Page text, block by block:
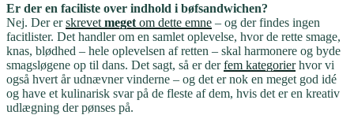
Er der en faciliste over indhold i bøfsandwichen?
Nej. Der erskrevet meget om dette emne – og der findes ingen
facitlister. Det handler om en samlet oplevelse, hvor de rette smage,
knas, blødhed – hele oplevelsen af retten – skal harmonere og byde
smagsløgene op til dans. Det sagt, så er derfem kategorierhvor vi
også hvert år udnævner vinderne – og det er nok en meget god idé
og have et kulinarisk svar på de fleste af dem, hvis det er en kreativ
udlægning der pønses på.